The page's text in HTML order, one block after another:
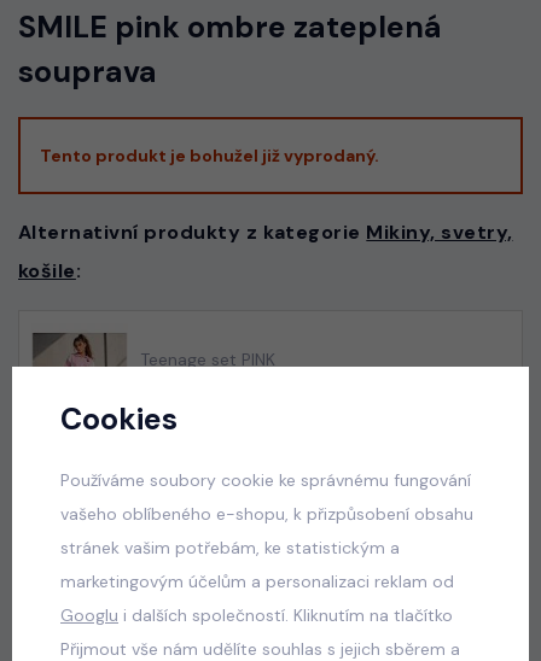
SMILE pink ombre zateplená
souprava
Tento produkt je bohužel již vyprodaný.
Alternativní produkty z kategorie Mikiny, svetry,
košile:
Teenage set PINK
660 Kč
Acid wash denim lounge set
skladem
750 Kč
Cookies
Používáme soubory cookie ke správnému fungování
vašeho oblíbeného e-shopu, k přizpůsobení obsahu
stránek vašim potřebám, ke statistickým a
marketingovým účelům a personalizaci reklam od
Googlu i dalších společností. Kliknutím na tlačítko
Přijmout vše nám udělíte souhlas s jejich sběrem a